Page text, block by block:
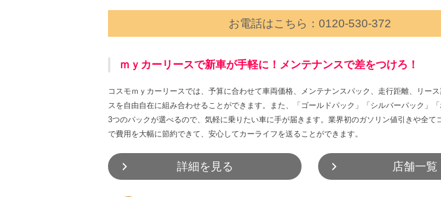
お電話はこちら：0120‐530‐372
ｍｙカーリースで新車が手軽に！メンテナンスで差をつけろ！
コスモｍｙカーリースでは、予算に合わせて車両価格、メンテナンスパック、走行距離、リー
スを自由自在に組み合わせることができます。また、「ゴールドパック」「シルバーパック」
3つのパックが選べるので、気軽に乗りたい車に手が届きます。業界初のガソリン値引きや全て
で費用を大幅に節約できて、安心してカーライフを送ることができます。
詳細を見る 店舗一覧